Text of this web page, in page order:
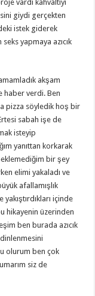
vardı kahvaltıyı
giydi gerçekten
istek giderek
yapmaya azıcık
akşam
haber verdi. Ben
pizza söyledik hoş bir
sabah işe de
isteyip
yanıttan korkarak
bir şey
elimi yakaladı ve
afallamışlık
içinde
hikayenin üzerinden
ben burada azıcık
olurum ben çok
siz de